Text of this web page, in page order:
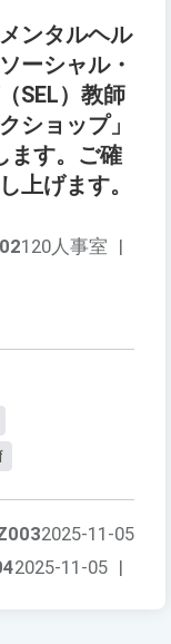
ンタルヘル
ーシャル・
SEL）教師
ショップ」
ます。ご確
上げます。
120人事室 |
2025-11-05
2025-11-05 |